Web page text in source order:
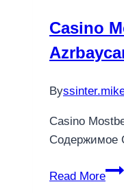
Casino
By
Casino
Содержимое
Read More